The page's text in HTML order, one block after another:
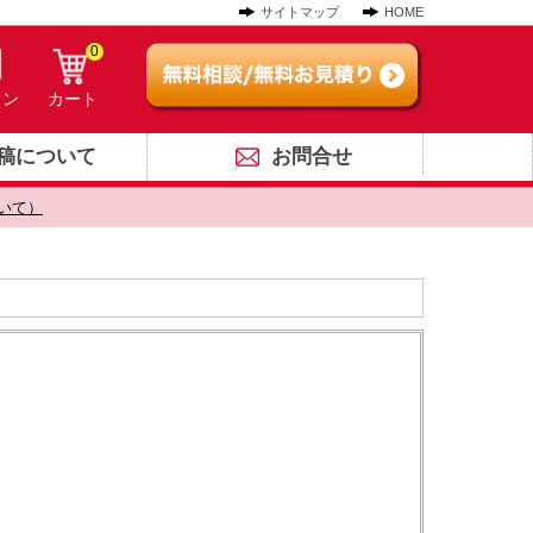
サイトマップ HOME
カート
0
について お問合せ
て）